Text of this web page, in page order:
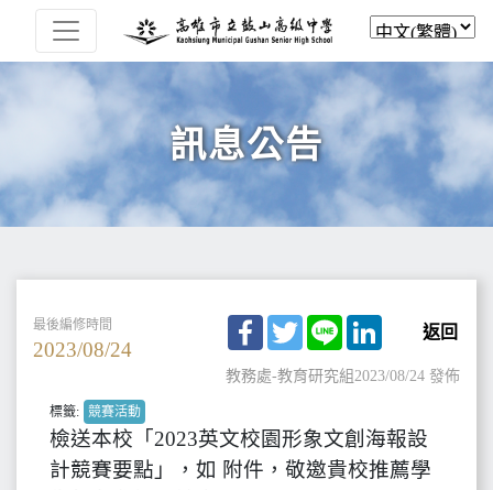
訊息公告
最後編修時間
2023/08/24
Facebook
TwitterLine LinkedIn
返回
教務處-教育研究組2023/08/24 發佈
標籤: 競賽活動
檢送本校「2023英文校園形象文創海報設
計競賽要點」，如 附件，敬邀貴校推薦學